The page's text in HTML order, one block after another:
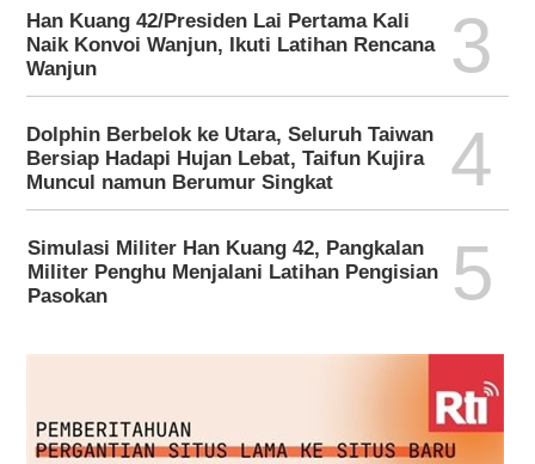
Han Kuang 42/Presiden Lai Pertama Kali
Naik Konvoi Wanjun, Ikuti Latihan Rencana
Wanjun
3
Dolphin Berbelok ke Utara, Seluruh Taiwan
Bersiap Hadapi Hujan Lebat, Taifun Kujira
Muncul namun Berumur Singkat
4
Simulasi Militer Han Kuang 42, Pangkalan
Militer Penghu Menjalani Latihan Pengisian
Pasokan
5